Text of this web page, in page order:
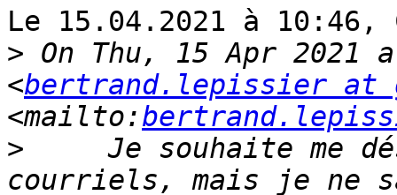
Le 15.04.2021 à
> On Thu, 15 Apr
<bertrand.lepissier at
<mailto:
>
Je souhaite me